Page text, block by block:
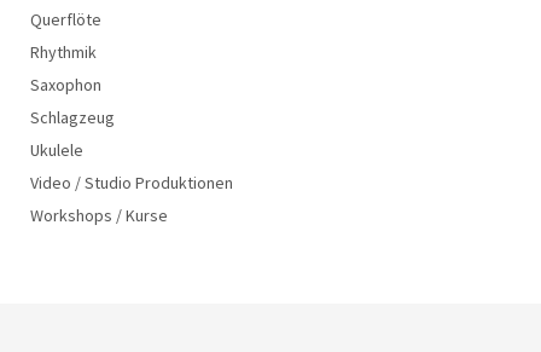
Querflöte
Rhythmik
Saxophon
Schlagzeug
Ukulele
Video / Studio Produktionen
Workshops / Kurse